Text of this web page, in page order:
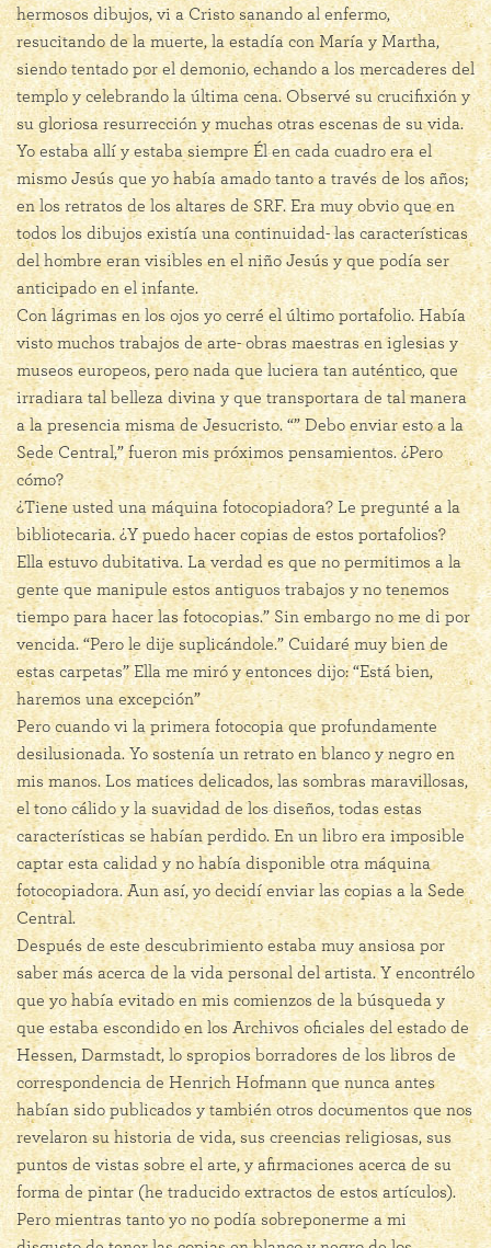
hermosos dibujos, vi a Cristo sanando al enfermo,
resucitando de la muerte, la estadía con María y Martha,
siendo tentado por el demonio, echando a los mercaderes del
templo y celebrando la última cena. Observé su crucifixión y
su gloriosa resurrección y muchas otras escenas de su vida.
Yo estaba allí y estaba siempre Él en cada cuadro era el
mismo Jesús que yo había amado tanto a través de los años;
en los retratos de los altares de SRF. Era muy obvio que en
todos los dibujos existía una continuidad- las características
del hombre eran visibles en el niño Jesús y que podía ser
anticipado en el infante.
Con lágrimas en los ojos yo cerré el último portafolio. Había
visto muchos trabajos de arte- obras maestras en iglesias y
museos europeos, pero nada que luciera tan auténtico, que
irradiara tal belleza divina y que transportara de tal manera
a la presencia misma de Jesucristo. “” Debo enviar esto a la
Sede Central,” fueron mis próximos pensamientos. ¿Pero
cómo?
¿Tiene usted una máquina fotocopiadora? Le pregunté a la
bibliotecaria. ¿Y puedo hacer copias de estos portafolios?
Ella estuvo dubitativa. La verdad es que no permitimos a la
gente que manipule estos antiguos trabajos y no tenemos
tiempo para hacer las fotocopias.” Sin embargo no me di por
vencida. “Pero le dije suplicándole.” Cuidaré muy bien de
estas carpetas” Ella me miró y entonces dijo: “Está bien,
haremos una excepción”
Pero cuando vi la primera fotocopia que profundamente
desilusionada. Yo sostenía un retrato en blanco y negro en
mis manos. Los matices delicados, las sombras maravillosas,
el tono cálido y la suavidad de los diseños, todas estas
características se habían perdido. En un libro era imposible
captar esta calidad y no había disponible otra máquina
fotocopiadora. Aun así, yo decidí enviar las copias a la Sede
Central.
Después de este descubrimiento estaba muy ansiosa por
saber más acerca de la vida personal del artista. Y encontrélo
que yo había evitado en mis comienzos de la búsqueda y
que estaba escondido en los Archivos oficiales del estado de
Hessen, Darmstadt, lo spropios borradores de los libros de
correspondencia de Henrich Hofmann que nunca antes
habían sido publicados y también otros documentos que nos
revelaron su historia de vida, sus creencias religiosas, sus
puntos de vistas sobre el arte, y afirmaciones acerca de su
forma de pintar (he traducido extractos de estos artículos).
Pero mientras tanto yo no podía sobreponerme a mi